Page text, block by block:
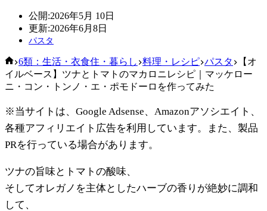
公開:2026年5月 10日
更新:2026年6月8日
パスタ
ホ
ー
ム
6類：生活・衣食住・暮らし 料理・レシピ パスタ
【オ
イルベース】ツナとトマトのマカロニレシピ｜マッケロー
ニ・コン・トンノ・エ・ポモドーロを作ってみた
※当サイトは、Google Adsense、Amazonアソシエイト、
各種アフィリエイト広告を利用しています。また、製品
PRを行っている場合があります。
ツナの旨味とトマトの酸味、
そしてオレガノを主体としたハーブの香りが絶妙に調和
して、